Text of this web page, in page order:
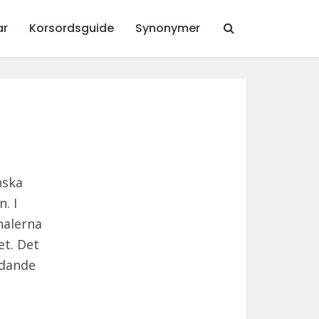
Korsordsguide Synonymer
I
Det